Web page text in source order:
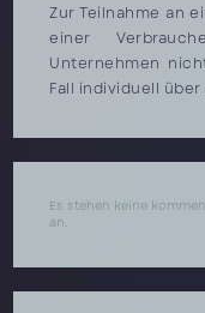
Zur Teilnahme an
einer
Unternehmen
Fall individuell
Es stehen keine
an.